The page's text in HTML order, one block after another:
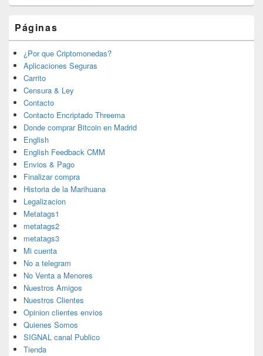
Páginas
¿Por que Criptomonedas?
Aplicaciones Seguras
Carrito
Censura & Ley
Contacto
Contacto Encriptado Threema
Donde comprar Bitcoin en Madrid
English
English Feedback CMM
Envios & Pago
Finalizar compra
Historia de la Marihuana
Legalizacion
Metatags1
metatags2
metatags3
Mi cuenta
No a telegram
No Venta a Menores
Nuestros Amigos
Nuestros Clientes
Opinion clientes envios
Quienes Somos
SIGNAL canal Publico
Tienda